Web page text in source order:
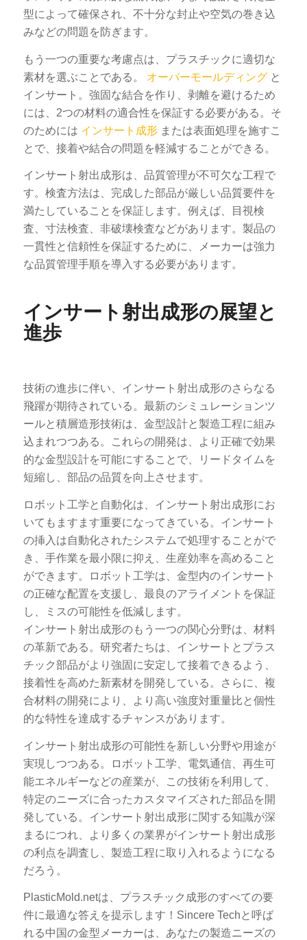
型によって確保され、不十分な封止や空気の巻き込
みなどの問題を防ぎます。
もう一つの重要な考慮点は、プラスチックに適切な
素材を選ぶことである。 オーバーモールディングと
インサート。強固な結合を作り、剥離を避けるため
には、2つの材料の適合性を保証する必要がある。そ
のためには インサート成形または表面処理を施すこ
とで、接着や結合の問題を軽減することができる。
インサート射出成形は、品質管理が不可欠な工程で
す。検査方法は、完成した部品が厳しい品質要件を
満たしていることを保証します。例えば、目視検
査、寸法検査、非破壊検査などがあります。製品の
一貫性と信頼性を保証するために、メーカーは強力
な品質管理手順を導入する必要があります。
インサート射出成形の展望と
進歩
技術の進歩に伴い、インサート射出成形のさらなる
飛躍が期待されている。最新のシミュレーションツ
ールと積層造形技術は、金型設計と製造工程に組み
込まれつつある。これらの開発は、より正確で効果
的な金型設計を可能にすることで、リードタイムを
短縮し、部品の品質を向上させます。
ロボット工学と自動化は、インサート射出成形にお
いてもますます重要になってきている。インサート
の挿入は自動化されたシステムで処理することがで
き、手作業を最小限に抑え、生産効率を高めること
ができます。ロボット工学は、金型内のインサート
の正確な配置を支援し、最良のアライメントを保証
し、ミスの可能性を低減します。
インサート射出成形のもう一つの関心分野は、材料
の革新である。研究者たちは、インサートとプラス
チック部品がより強固に安定して接着できるよう、
接着性を高めた新素材を開発している。さらに、複
合材料の開発により、より高い強度対重量比と個性
的な特性を達成するチャンスがあります。
インサート射出成形の可能性を新しい分野や用途が
実現しつつある。ロボット工学、電気通信、再生可
能エネルギーなどの産業が、この技術を利用して、
特定のニーズに合ったカスタマイズされた部品を開
発している。インサート射出成形に関する知識が深
まるにつれ、より多くの業界がインサート射出成形
の利点を調査し、製造工程に取り入れるようになる
だろう。
PlasticMold.netは、プラスチック成形のすべての要
件に最適な答えを提示します！Sincere Techと呼ば
れる中国の金型メーカーは、あなたの製造ニーズの